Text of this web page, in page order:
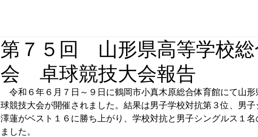
第７５回 山形県高等学校総
会 卓球競技大会報告
令和６年６月７日～９日に鶴岡 市小真木原総合体育館にて山形
球競技大会が開催されました。結果は男子学校対抗第３位、男
澤蓮がベスト１６に勝ち上がり、学校対抗と男子シングルス１
ました。